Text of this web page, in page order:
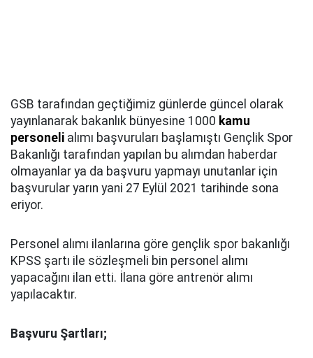
GSB tarafından geçtiğimiz günlerde güncel olarak
yayınlanarak bakanlık bünyesine 1000 kamu
personeli alımı başvuruları başlamıştı Gençlik Spor
Bakanlığı tarafından yapılan bu alımdan haberdar
olmayanlar ya da başvuru yapmayı unutanlar için
başvurular yarın yani 27 Eylül 2021 tarihinde sona
eriyor.
Personel alımı ilanlarına göre gençlik spor bakanlığı
KPSS şartı ile sözleşmeli bin personel alımı
yapacağını ilan etti. İlana göre antrenör alımı
yapılacaktır.
Başvuru Şartları;